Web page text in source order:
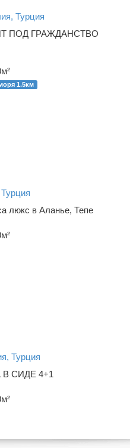
Турция
ПОД ГРАЖДАНСТВО
1.5км
люкс в Аланье, Тепе
Турция
СИДЕ 4+1